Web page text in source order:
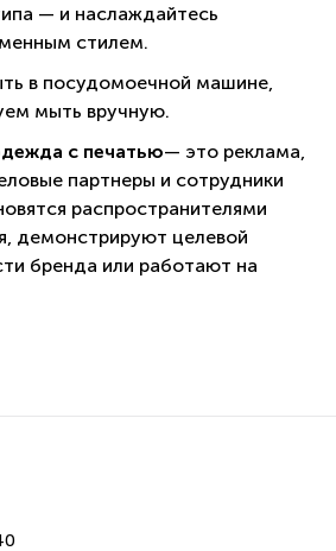
— и наслаждайтесь
стилем.
в посудомоечной машине,
мыть вручную.
с печатью— это реклама,
партнеры и сотрудники
распространителями
демонстрируют целевой
бренда или работают на